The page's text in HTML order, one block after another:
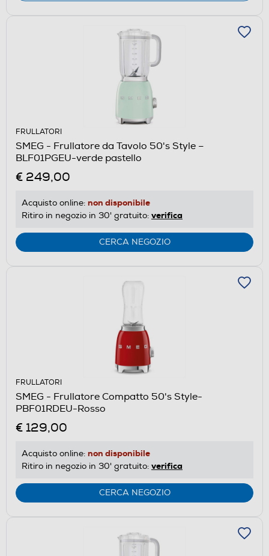
FRULLATORI
SMEG - Frullatore da Tavolo 50's Style –
BLF01PGEU-verde pastello
€ 249,00
Acquisto online: non disponibile
Ritiro in negozio in 30' gratuito: verifica
CERCA NEGOZIO
FRULLATORI
SMEG - Frullatore Compatto 50's Style-
PBF01RDEU-Rosso
€ 129,00
Acquisto online: non disponibile
Ritiro in negozio in 30' gratuito: verifica
CERCA NEGOZIO